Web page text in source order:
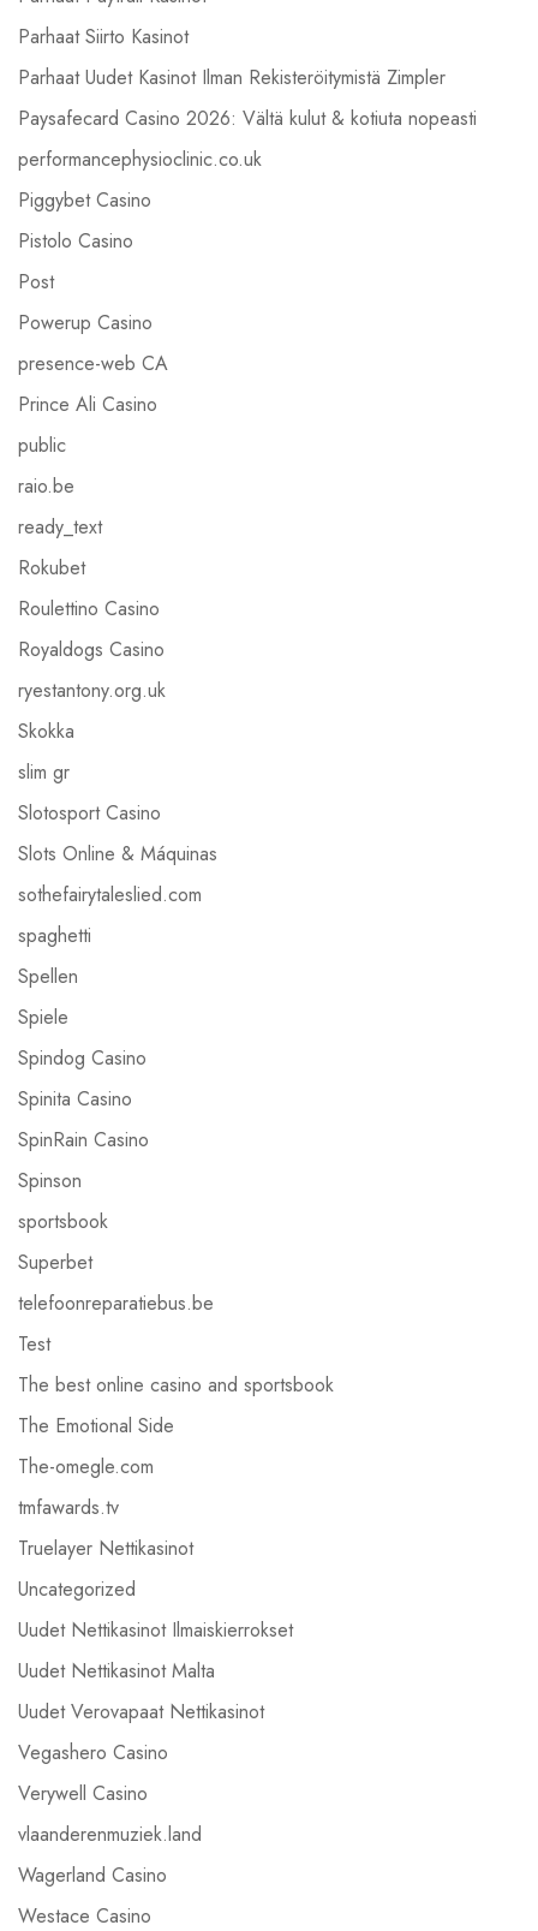
Parhaat Siirto Kasinot
Parhaat Uudet Kasinot Ilman Rekisteröitymistä Zimpler
Paysafecard Casino 2026: Vältä kulut & kotiuta nopeasti
performancephysioclinic.co.uk
Piggybet Casino
Pistolo Casino
Post
Powerup Casino
presence-web CA
Prince Ali Casino
public
raio.be
ready_text
Rokubet
Roulettino Casino
Royaldogs Casino
ryestantony.org.uk
Skokka
slim gr
Slotosport Casino
Slots Online & Máquinas
sothefairytaleslied.com
spaghetti
Spellen
Spiele
Spindog Casino
Spinita Casino
SpinRain Casino
Spinson
sportsbook
Superbet
telefoonreparatiebus.be
Test
The best online casino and sportsbook
The Emotional Side
The-omegle.com
tmfawards.tv
Truelayer Nettikasinot
Uncategorized
Uudet Nettikasinot Ilmaiskierrokset
Uudet Nettikasinot Malta
Uudet Verovapaat Nettikasinot
Vegashero Casino
Verywell Casino
vlaanderenmuziek.land
Wagerland Casino
Westace Casino